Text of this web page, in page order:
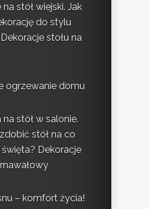
stół wiejski. Jak
do stylu
stołu na
ogrzewanie domu
na stół w salonie.
stół na co
Dekoracje
– komfort życia!